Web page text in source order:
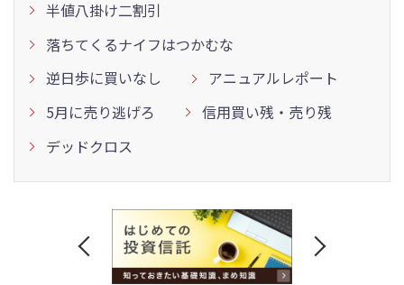
半値八掛け二割引
落ちてくるナイフはつかむな
逆日歩に買いなし
アニュアルレポート
5月に売り逃げろ
信用買い残・売り残
デッドクロス